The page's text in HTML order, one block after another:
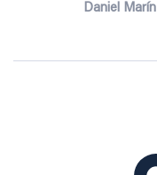
Daniel Marín